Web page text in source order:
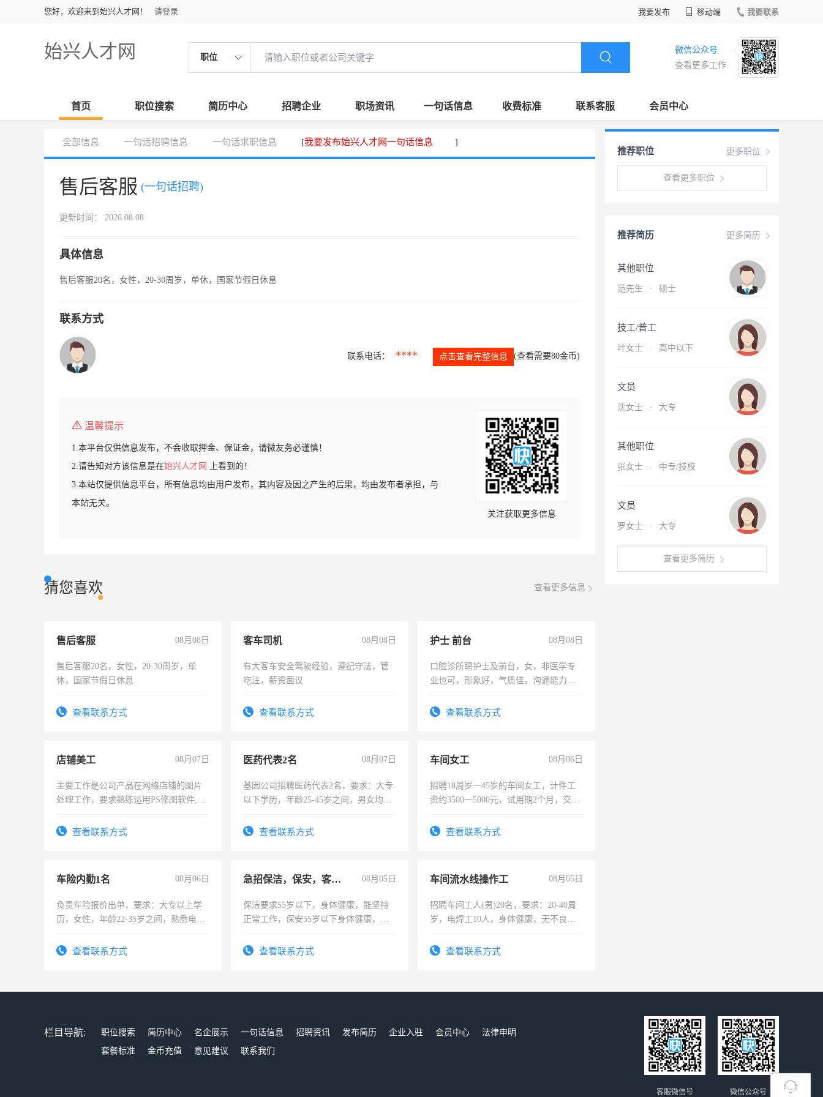
您好，欢迎来到始兴人才网！ 请登录 我要发布 移动端 我要联系
始兴人才网 职位
微信公众号
查看更多工作
首页 职位搜索 简历中心 招聘企业 职场资讯 一句话信息 收费标准 联系客服 会员中心
全部信息 一句话招聘信息 一句话求职信息 [我要发布始兴人才网一句话信息 ]
售后客服 (一句话招聘)
更新时间： 2026.08.08
具体信息
售后客服20名，女性，20-30周岁，单休，国家节假日休息
联系方式
联系电话： **** 点击查看完整信息 (查看需要80金币)
温馨提示
1.本平台仅供信息发布，不会收取押金、保证金，请微友务必谨慎！
2.请告知对方该信息是在始兴人才网
上看到的！
3.本站仅提供信息平台，所有信息均由用户发布，其内容及因之产生的后果，均由发布者承担，与
本站无关。
关注获取更多信息
猜您喜欢 查看更多信息
售后客服 08月08日
售后客服20名，女性，20-30周岁，单
休，国家节假日休息
查看联系方式
客车司机 08月08日
有大客车安全驾驶经验，遵纪守法，管
吃注，薪资面议
查看联系方式
护士 前台 08月08日
口腔诊所聘护士及前台，女，非医学专
业也可，形象好，气质佳，沟通能力
查看联系方式
店铺美工 08月07日
主要工作是公司产品在网络店铺的图片
处理工作，要求熟练运用PS修图软件,工
查看联系方式
医药代表2名 08月07日
基因公司招聘医药代表2名，要求：大专
以下学历，年龄25-45岁之间，男女均
表或者有医学资质的优先，底薪+绩效，
查看联系方式
车间女工 08月06日
招聘18周岁一45岁的车间女工，计件工
资约3500一5000元，试用期2个月，交五
查看联系方式
车险内勤1名 08月06日
负责车险报价出单，要求：大专以上学
历，女性，年龄22-35岁之间，熟悉电脑
试用期1-3个月，转正后交纳五险，
查看联系方式
急招保洁，保安，客服，工程 08月05日
保洁要求55岁以下，身体健康，能坚持
正常工作，保安55岁以下身体健康，有
录，客服要求45岁以下高中以上文化，
查看联系方式
车间流水线操作工 08月05日
招聘车间工人(男)20名，要求：20-40周
岁，电焊工10人，身体健康，无不良嗜
宿，免费发放劳保用品，两班倒，每月
查看联系方式
更多职位
推荐职位
查看更多职位
更多简历
推荐简历
其他职位
范先生 · 硕士
技工/普工
叶女士 · 高中以下
文员
沈女士 · 大专
其他职位
张女士 · 中专/技校
文员
罗女士 · 大专
查看更多简历
栏目导航: 职位搜索 简历中心 名企展示 一句话信息 招聘资讯 发布简历 企业入驻 会员中心
法律申明
套餐标准
金币充值 意见建议 联系我们
微信公众号
客服微信号